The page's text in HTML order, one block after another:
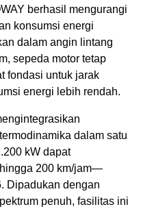
berhasil mengurangi
konsumsi energi
dalam angin lintang
sepeda motor tetap
fondasi untuk jarak
energi lebih rendah.
dalam satu
kW dapat
200 km/jam—
Dipadukan dengan
penuh, fasilitas ini